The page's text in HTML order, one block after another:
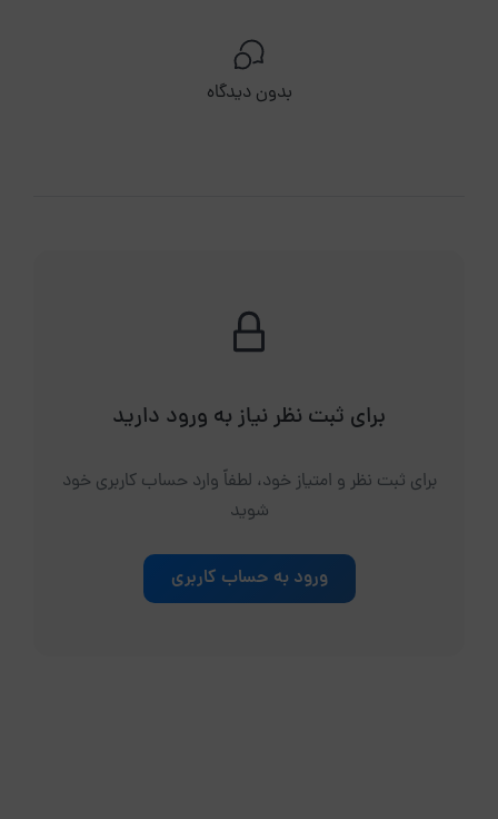
بدون دیدگاه
برای ثبت نظر نیاز به ورود دارید
برای ثبت نظر و امتیاز خود، لطفاً وارد حساب کاربری خود
شوید
ورود به حساب کاربری